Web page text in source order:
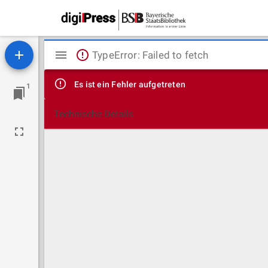
1
Mirador
Viewer
TypeError: Failed to fetch
Es ist ein Fehler aufgetreten
Technische Details